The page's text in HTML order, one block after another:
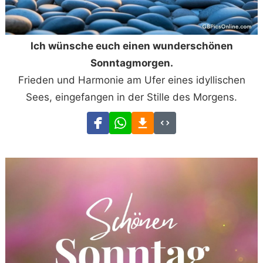
Ich wünsche euch einen wunderschönen
Sonntagmorgen.
Frieden und Harmonie am Ufer eines idyllischen
Sees, eingefangen in der Stille des Morgens.